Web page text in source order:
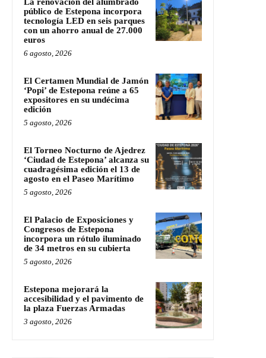
La renovación del alumbrado
público de Estepona incorpora
tecnología LED en seis parques
con un ahorro anual de 27.000
euros
6 agosto, 2026
El Certamen Mundial de Jamón
‘Popi’ de Estepona reúne a 65
expositores en su undécima
edición
5 agosto, 2026
El Torneo Nocturno de Ajedrez
‘Ciudad de Estepona’ alcanza su
cuadragésima edición el 13 de
agosto en el Paseo Marítimo
5 agosto, 2026
El Palacio de Exposiciones y
Congresos de Estepona
incorpora un rótulo iluminado
de 34 metros en su cubierta
5 agosto, 2026
Estepona mejorará la
accesibilidad y el pavimento de
la plaza Fuerzas Armadas
3 agosto, 2026